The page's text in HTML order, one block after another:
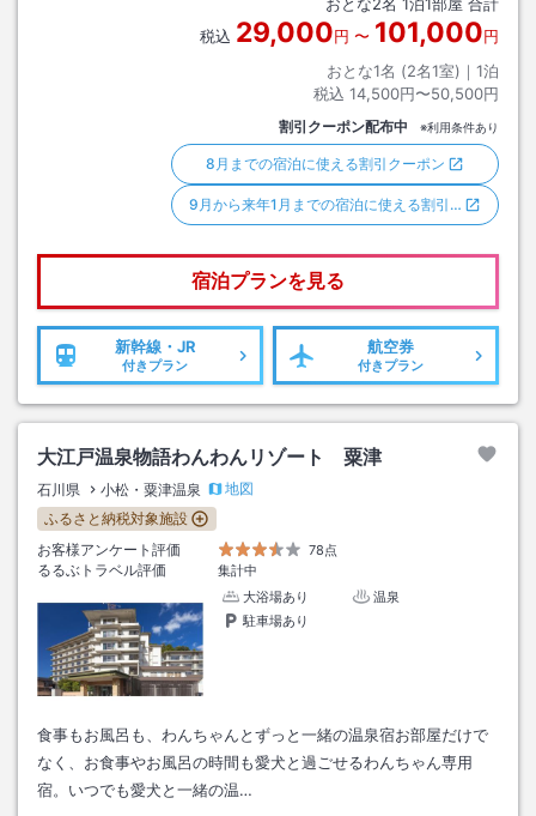
おとな2名 1泊1部屋 合計
税込 29,000円 〜 101,000円
おとな1名 (2名1室)｜ 1泊
税込 14,500円〜50,500円
割引クーポン配布中 ※利用条件あり
8月までの宿泊に使える割引クーポン
9月から来年1月までの宿泊に使える割引…
宿泊プランを見る
新幹線・JR
付きプラン
航空券
付きプラン
大江戸温泉物語わんわんリゾート 粟津
石川県 小松・粟津温泉
地図
ふるさと納税対象施設
お客様アンケート評価
78点
るるぶトラベル評価
集計中
大浴場あり
温泉
駐車場あり
食事もお風呂も、わんちゃんとずっと一緒の温泉宿お部屋だけで
なく、お食事やお風呂の時間も愛犬と過ごせるわんちゃん専用
宿。いつでも愛犬と一緒の温…